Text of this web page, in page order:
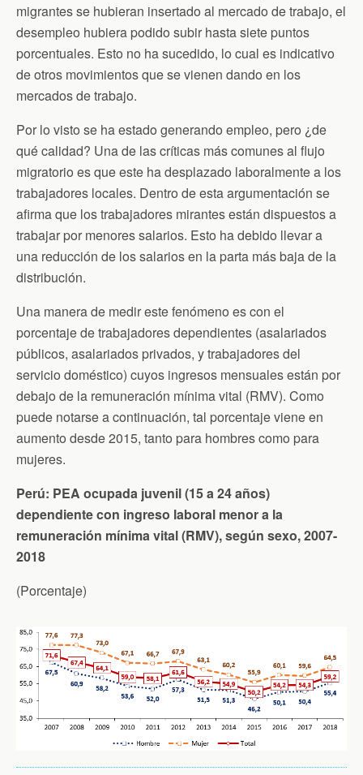
migrantes se hubieran insertado al mercado de trabajo, el
desempleo hubiera podido subir hasta siete puntos
porcentuales. Esto no ha sucedido, lo cual es indicativo
de otros movimientos que se vienen dando en los
mercados de trabajo.
Por lo visto se ha estado generando empleo, pero ¿de
qué calidad? Una de las críticas más comunes al flujo
migratorio es que este ha desplazado laboralmente a los
trabajadores locales. Dentro de esta argumentación se
afirma que los trabajadores mirantes están dispuestos a
trabajar por menores salarios. Esto ha debido llevar a
una reducción de los salarios en la parta más baja de la
distribución.
Una manera de medir este fenómeno es con el
porcentaje de trabajadores dependientes (asalariados
públicos, asalariados privados, y trabajadores del
servicio doméstico) cuyos ingresos mensuales están por
debajo de la remuneración mínima vital (RMV). Como
puede notarse a continuación, tal porcentaje viene en
aumento desde 2015, tanto para hombres como para
mujeres.
Perú: PEA ocupada juvenil (15 a 24 años)
dependiente con ingreso laboral menor a la
remuneración mínima vital (RMV), según sexo, 2007-
2018
(Porcentaje)